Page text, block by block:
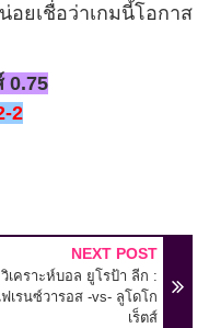
ยเชื่อว่าเกมนี้โอกาส
0.75
2
NEXT POST
วิเคราะห์บอล ยูโรป้า ลีก :
ฟเรนซ์วารอส -vs- ลูโดโก
เร็ตส์